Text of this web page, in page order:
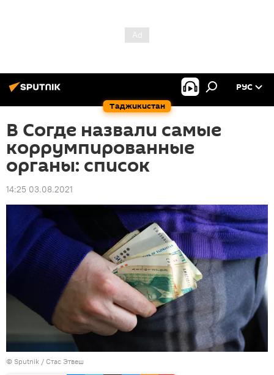
Таджикистан
РУС
В Согде назвали самые
коррумпированные
органы: список
14:25 03.08.2021
© Sputnik / Стас Этвеш